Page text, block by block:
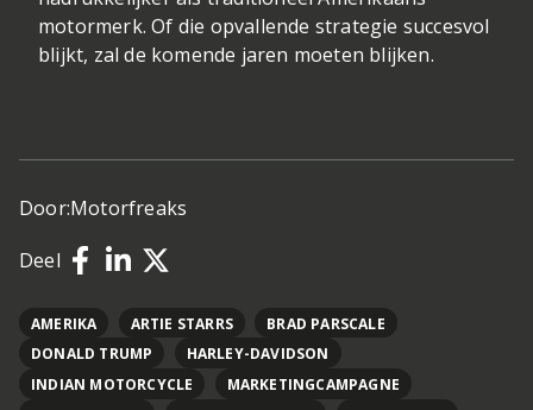
motormerk. Of die opvallende strategie succesvol
blijkt, zal de komende jaren moeten blijken.
Door:Motorfreaks
Deel
AMERIKA ARTIE STARRS
BRAD PARSCALE
DONALD TRUMP
HARLEY-DAVIDSON
INDIAN MOTORCYCLE
MARKETINGCAMPAGNE